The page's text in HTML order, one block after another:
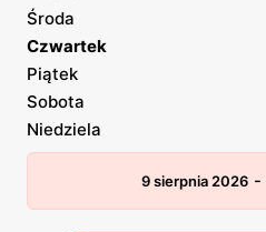
Środa
Czwartek
Piątek
Sobota
Niedziela
9 sierpnia 2026 -